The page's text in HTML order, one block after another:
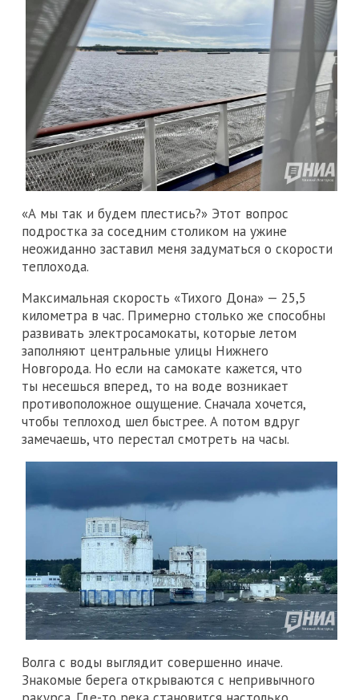
«А мы так и будем плестись?» Этот вопрос
подростка за соседним столиком на ужине
неожиданно заставил меня задуматься о скорости
теплохода.
Максимальная скорость «Тихого Дона» — 25,5
километра в час. Примерно столько же способны
развивать электросамокаты, которые летом
заполняют центральные улицы Нижнего
Новгорода. Но если на самокате кажется, что
ты несешься вперед, то на воде возникает
противоположное ощущение. Сначала хочется,
чтобы теплоход шел быстрее. А потом вдруг
замечаешь, что перестал смотреть на часы.
Волга с воды выглядит совершенно иначе.
Знакомые берега открываются с непривычного